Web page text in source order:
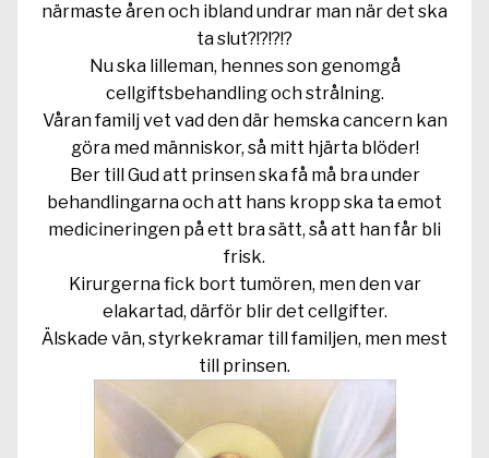
närmaste åren och ibland undrar man när det ska
ta slut?!?!?!?
Nu ska lilleman, hennes son genomgå
cellgiftsbehandling och strålning.
Våran familj vet vad den där hemska cancern kan
göra med människor, så mitt hjärta blöder!
Ber till Gud att prinsen ska få må bra under
behandlingarna och att hans kropp ska ta emot
medicineringen på ett bra sätt, så att han får bli
frisk.
Kirurgerna fick bort tumören, men den var
elakartad, därför blir det cellgifter.
Älskade vän, styrkekramar till familjen, men mest
till prinsen.